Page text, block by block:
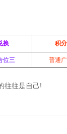
换 积
位三 普通
往往是自己!